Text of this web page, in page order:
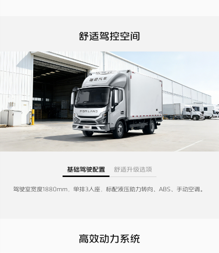
舒适驾控空间
基础驾驶配置 舒适升级选项
驾驶室宽度1880mm，单排3人座，标配液压助力转向、ABS、手动空调。
高效动力系统